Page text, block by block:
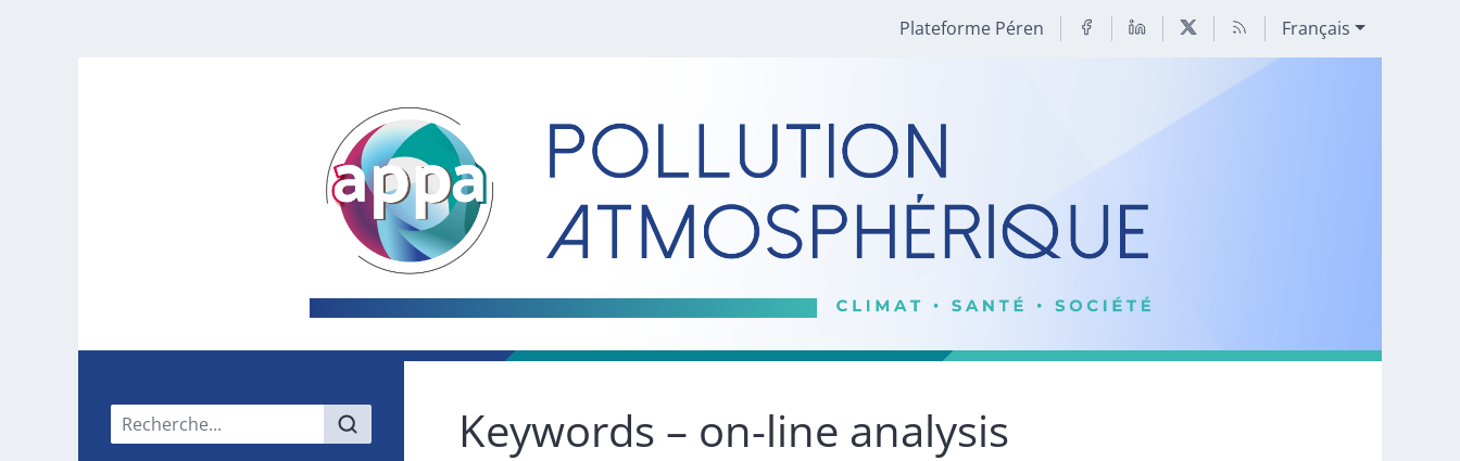
Plateforme Péren Français
Menu principal Keywords – on-line analysis